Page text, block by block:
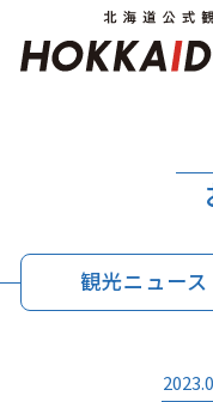
モデルコース
観光ニュース